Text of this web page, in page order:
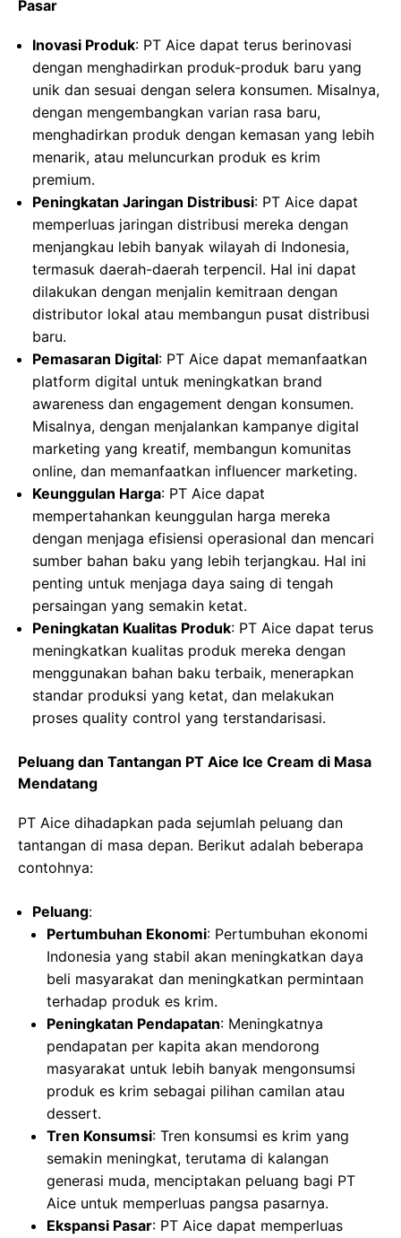
Pasar
Inovasi Produk: PT Aice dapat terus berinovasi
dengan menghadirkan produk-produk baru yang
unik dan sesuai dengan selera konsumen. Misalnya,
dengan mengembangkan varian rasa baru,
menghadirkan produk dengan kemasan yang lebih
menarik, atau meluncurkan produk es krim
premium.
Peningkatan Jaringan Distribusi: PT Aice dapat
memperluas jaringan distribusi mereka dengan
menjangkau lebih banyak wilayah di Indonesia,
termasuk daerah-daerah terpencil. Hal ini dapat
dilakukan dengan menjalin kemitraan dengan
distributor lokal atau membangun pusat distribusi
baru.
Pemasaran Digital: PT Aice dapat memanfaatkan
platform digital untuk meningkatkan brand
awareness dan engagement dengan konsumen.
Misalnya, dengan menjalankan kampanye digital
marketing yang kreatif, membangun komunitas
online, dan memanfaatkan influencer marketing.
Keunggulan Harga: PT Aice dapat
mempertahankan keunggulan harga mereka
dengan menjaga efisiensi operasional dan mencari
sumber bahan baku yang lebih terjangkau. Hal ini
penting untuk menjaga daya saing di tengah
persaingan yang semakin ketat.
Peningkatan Kualitas Produk: PT Aice dapat terus
meningkatkan kualitas produk mereka dengan
menggunakan bahan baku terbaik, menerapkan
standar produksi yang ketat, dan melakukan
proses quality control yang terstandarisasi.
Peluang dan Tantangan PT Aice Ice Cream di Masa
Mendatang
PT Aice dihadapkan pada sejumlah peluang dan
tantangan di masa depan. Berikut adalah beberapa
contohnya:
Peluang:
Pertumbuhan Ekonomi: Pertumbuhan ekonomi
Indonesia yang stabil akan meningkatkan daya
beli masyarakat dan meningkatkan permintaan
terhadap produk es krim.
Peningkatan Pendapatan: Meningkatnya
pendapatan per kapita akan mendorong
masyarakat untuk lebih banyak mengonsumsi
produk es krim sebagai pilihan camilan atau
dessert.
Tren Konsumsi: Tren konsumsi es krim yang
semakin meningkat, terutama di kalangan
generasi muda, menciptakan peluang bagi PT
Aice untuk memperluas pangsa pasarnya.
Ekspansi Pasar: PT Aice dapat memperluas